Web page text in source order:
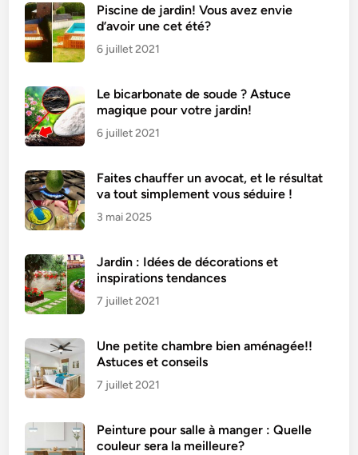
n
e
r
e
e
t
t
t
r
a
i
t
i
o
n
n
e
l
e
Piscine de jardin! Vous avez envie
d’avoir une cet été?
6 juillet 2021
Le bicarbonate de soude ? Astuce
magique pour votre jardin!
6 juillet 2021
Faites chauffer un avocat, et le résultat
va tout simplement vous séduire !
3 mai 2025
Jardin : Idées de décorations et
inspirations tendances
7 juillet 2021
Une petite chambre bien aménagée!!
Astuces et conseils
7 juillet 2021
Peinture pour salle à manger : Quelle
couleur sera la meilleure?